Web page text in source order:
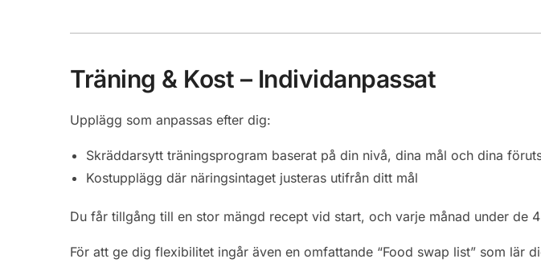
Träning & Kost – Individanpassat
Upplägg som anpassas efter dig:
Skräddarsytt träningsprogram baserat på din nivå, dina mål och dina
Kostupplägg där näringsintaget justeras utifrån ditt mål
Du får tillgång till en stor mängd recept vid start, och varje månad under de
För att ge dig flexibilitet ingår även en omfattande “Food swap list” som